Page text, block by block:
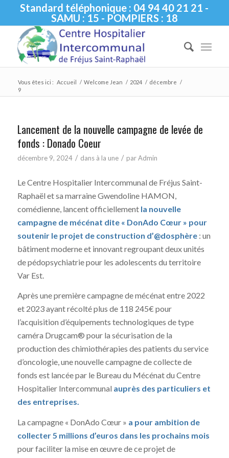
Standard téléphonique : 04 94 40 21 21 -
SAMU : 15 - POMPIERS : 18
Vous êtes ici : Accueil / Welcome Jean / 2024 / décembre /
9
Lancement de la nouvelle campagne de levée de
fonds : Donado Coeur
décembre 9, 2024 / dans à la une / parAdmin
Le Centre Hospitalier Intercommunal de Fréjus Saint-
Raphaël et sa marraine Gwendoline HAMON,
comédienne, lancent officiellement la nouvelle
campagne de mécénat dite « DonAdo Cœur » pour
soutenir le projet de construction d’@dosphère: un
bâtiment moderne et innovant regroupant deux unités
de pédopsychiatrie pour les adolescents du territoire
Var Est.
Après une première campagne de mécénat entre 2022
et 2023 ayant récolté plus de 118 245€ pour
l’acquisition d’équipements technologiques de type
caméra Drugcam® pour la sécurisation de la
production des chimiothérapies des patients du service
d’oncologie, une nouvelle campagne de collecte de
fonds est lancée par le Bureau du Mécénat du Centre
Hospitalier Intercommunal auprès des particuliers et
des entreprises.
La campagne « DonAdo Cœur » a pour ambition de
collecter 5 millions d’euros dans les prochains mois
pour faciliter la mise en œuvre de ce projet de